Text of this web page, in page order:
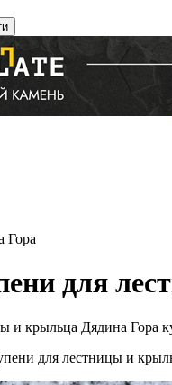
Гора
для
и крыльца Дядина Гора
для лестницы и